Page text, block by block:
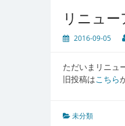
リニュ
2016-09-05
ただいまリニュ
旧投稿はこちら
未分類